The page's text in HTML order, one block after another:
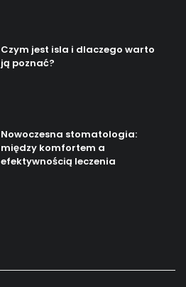
Czym jest isla i dlaczego warto
ją poznać?
Nowoczesna stomatologia:
między komfortem a
efektywnością leczenia